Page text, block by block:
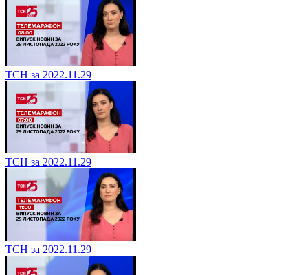
ТСН за 2022.11.29
ТСН за 2022.11.29
ТСН за 2022.11.29